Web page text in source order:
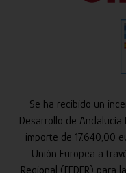
Se ha recibido un
Desarrollo de Andalucía
importe de 17.640,00
Unión Europea a
Regional (FEDER) para